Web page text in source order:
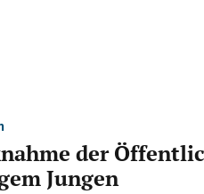
der
Jungen